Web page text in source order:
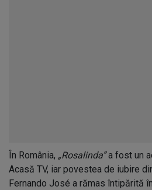
În România, „Rosalinda”a fost un
Acasă TV, iar povestea de iubire
Fernando José a rămas întipărită